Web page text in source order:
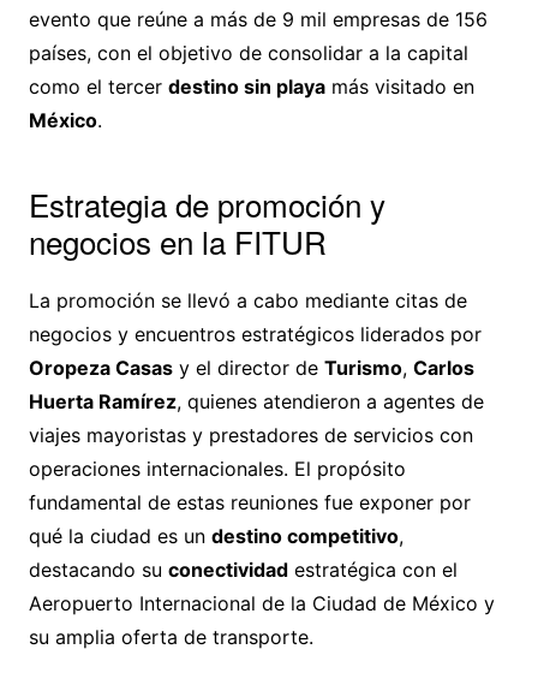
evento que reúne a más de 9 mil empresas de 156
países, con el objetivo de consolidar a la capital
como el tercer destino sin playamás visitado en
México.
Estrategia de promoción y
negocios en la FITUR
La promoción se llevó a cabo mediante citas de
negocios y encuentros estratégicos liderados por
Oropeza Casasy el director de Turismo, Carlos
Huerta Ramírez, quienes atendieron a agentes de
viajes mayoristas y prestadores de servicios con
operaciones internacionales. El propósito
fundamental de estas reuniones fue exponer por
qué la ciudad es un destino competitivo,
destacando su conectividadestratégica con el
Aeropuerto Internacional de la Ciudad de México y
su amplia oferta de transporte.